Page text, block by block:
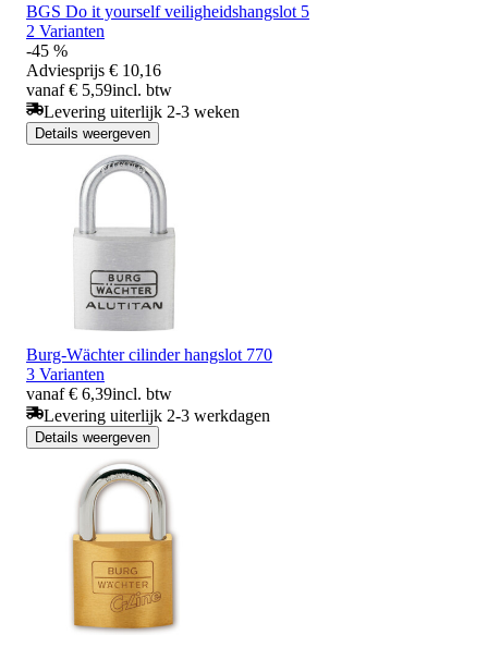
BGS Do it yourself veiligheidshangslot 5
2 Varianten
-45 %
Adviesprijs € 10,16
vanaf € 5,59incl. btw
Levering uiterlijk 2-3 weken
Details weergeven
Burg-Wächter cilinder hangslot 770
3 Varianten
vanaf € 6,39incl. btw
Levering uiterlijk 2-3 werkdagen
Details weergeven